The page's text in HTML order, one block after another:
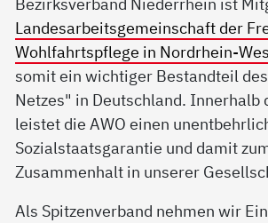
Landesarbeitsgemeinschaft der
Wohlfahrtspflege in Nordrhein-
somit ein wichtiger Bestandteil
Netzes" in Deutschland. Innerhalb
leistet die AWO einen
Sozialstaatsgarantie und damit
Zusammenhalt in unserer
Als Spitzenverband nehmen wir